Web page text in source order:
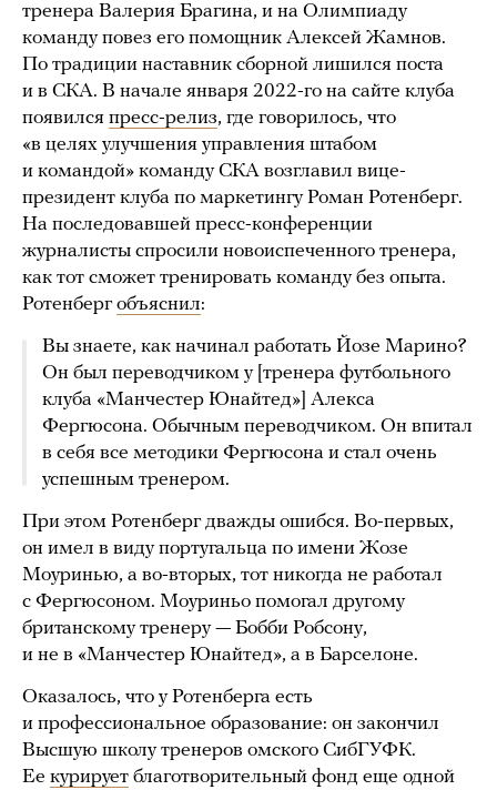
тренера Валерия Брагина, и на Олимпиаду
команду повез его помощник Алексей Жамнов.
По традиции наставник сборной лишился поста
и в СКА. В начале января 2022-го на сайте клуба
появился пресс-релиз, где говорилось, что
«в целях улучшения управления штабом
и командой» команду СКА возглавил вице-
президент клуба по маркетингу Роман Ротенберг.
На последовавшей пресс-конференции
журналисты спросили новоиспеченного тренера,
как тот сможет тренировать команду без опыта.
Ротенбергобъяснил:
Вы знаете, как начинал работать Йозе Марино?
Он был переводчиком у [тренера футбольного
клуба «Манчестер Юнайтед»] Алекса
Фергюсона. Обычным переводчиком. Он впитал
в себя все методики Фергюсона и стал очень
успешным тренером.
При этом Ротенберг дважды ошибся. Во-первых,
он имел в виду португальца по имени Жозе
Моуринью, а во-вторых, тот никогда не работал
с Фергюсоном. Моуриньо помогал другому
британскому тренеру — Бобби Робсону,
и не в «Манчестер Юнайтед», а в Барселоне.
Оказалось, что у Ротенберга есть
и профессиональное образование: он закончил
Высшую школу тренеров омского СибГУФК.
Ее курирует благотворительный фонд еще одной